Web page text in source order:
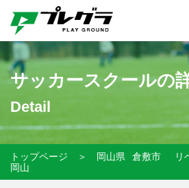
サッカースクールの
Detail
トップページ ＞ 岡山県 倉敷市
リ
岡山